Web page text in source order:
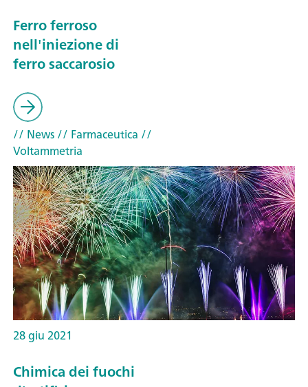
Ferro ferroso
nell'iniezione di
ferro saccarosio
// News// Farmaceutica //
Voltammetria
28 giu 2021
Chimica dei fuochi